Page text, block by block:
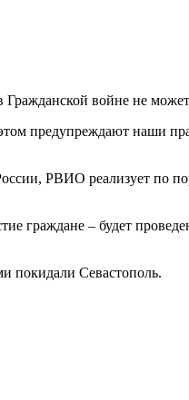
войне не
предупреждают наши
РВИО реализует по
граждане – будет
покидали Севастополь.